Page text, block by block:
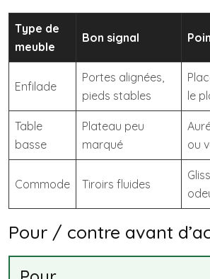
Type de
meuble
Bon signal
Enfilade
Portes alignées,
pieds stables
le
Table
basse
Plateau peu
marqué
ou
Commode Tiroirs fluides
Pour / contre avant